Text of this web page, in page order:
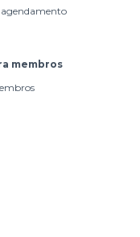
agendamento
membros